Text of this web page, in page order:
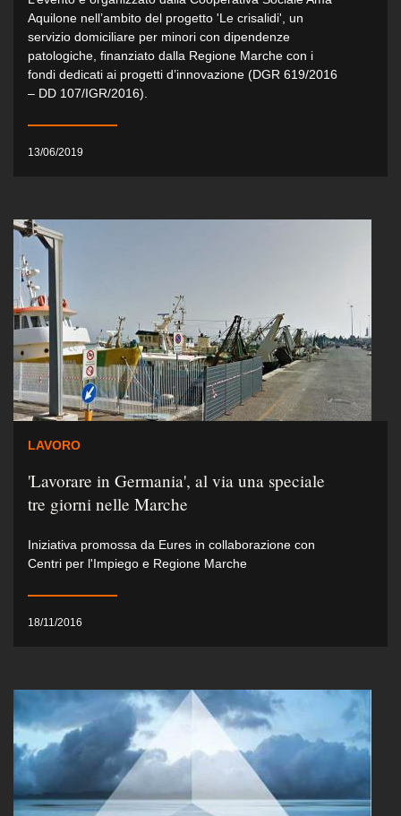
Aquilone nell’ambito del progetto 'Le crisalidi', un
servizio domiciliare per minori con dipendenze
patologiche, finanziato dalla Regione Marche con i
fondi dedicati ai progetti d’innovazione (DGR 619/2016
– DD 107/IGR/2016).
13/06/2019
LAVORO
'Lavorare in Germania', al via una speciale
tre giorni nelle Marche
Iniziativa promossa da Eures in collaborazione con
Centri per l'Impiego e Regione Marche
18/11/2016